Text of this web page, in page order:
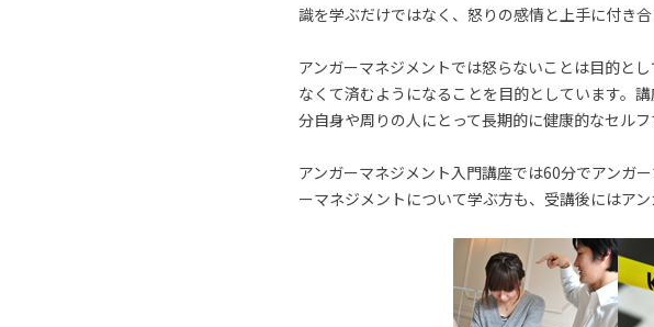
識を学ぶだけではなく、怒りの感情と上手に付き
アンガーマネジメントでは怒らないことは目的と
なくて済むようになることを目的としています。
分自身や周りの人にとって長期的に健康的なセル
アンガーマネジメント入門講座では60分でアンガ
ーマネジメントについて学ぶ方も、受講後にはア